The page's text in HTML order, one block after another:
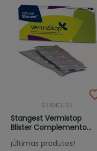
STANGEST
Stangest Vermistop
Blister Complemento
Alimentario...
¡Últimas produtos!